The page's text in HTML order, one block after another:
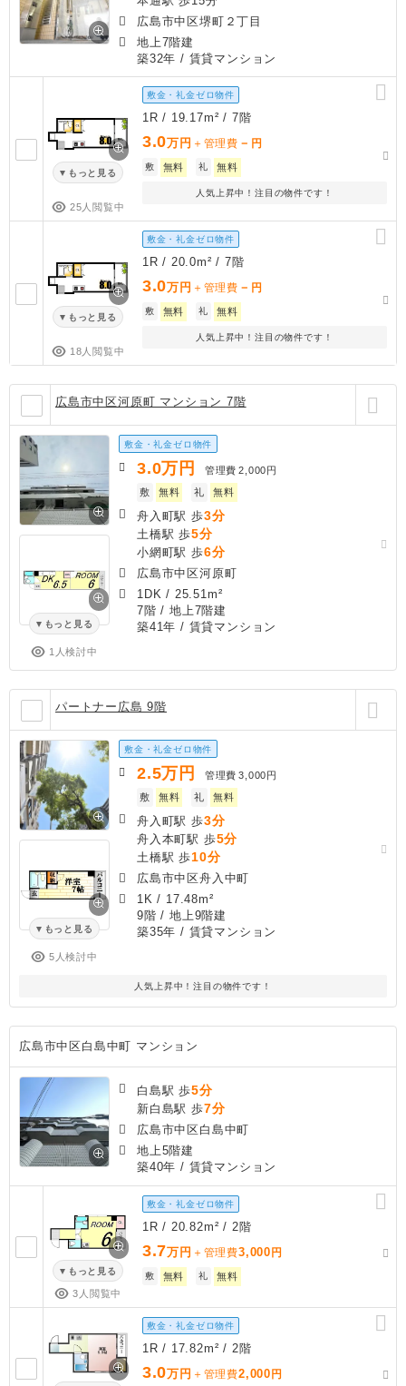
広島市中区堺町２丁目
地上7階建
築32年 / 賃貸マンション
もっと見る
25人閲覧中
敷金・礼金ゼロ物件
1R / 19.17m² / 7階
3.0万円 ＋管理費 － 円
敷 無料 礼 無料
人気上昇中！注目の物件です！
もっと見る
18人閲覧中
敷金・礼金ゼロ物件
1R / 20.0m² / 7階
3.0万円 ＋管理費 － 円
敷 無料 礼 無料
人気上昇中！注目の物件です！
広島市中区河原町 マンション 7階
もっと見る
1人検討中
敷金・礼金ゼロ物件
3.0万円 管理費 2,000円
敷
無料 礼 無料
舟入町駅 歩3分
土橋駅 歩5分
小網町駅 歩6分
広島市中区河原町
1DK / 25.51m²
7階 / 地上7階建
築41年 / 賃貸マンション
パートナー広島 9階
もっと見る
5人検討中
敷金・礼金ゼロ物件
2.5万円 管理費 3,000円
敷
無料 礼 無料
舟入町駅 歩3分
舟入本町駅 歩5分
土橋駅 歩10分
広島市中区舟入中町
1K / 17.48m²
9階 / 地上9階建
築35年 / 賃貸マンション
人気上昇中！注目の物件です！
広島市中区白島中町 マンション
白島駅 歩5分
新白島駅 歩7分
広島市中区白島中町
地上5階建
築40年 / 賃貸マンション
もっと見る
3人閲覧中
敷金・礼金ゼロ物件
1R / 20.82m² / 2階
3.7万円 ＋管理費3,000 円
敷 無料 礼 無料
敷金・礼金ゼロ物件
1R / 17.82m² / 2階
3.0万円 ＋管理費2,000 円